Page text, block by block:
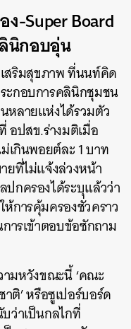
-Super Board
นิกอบอุ่น
สริมสุขภาพ ที่นนท์คิด
ะกอบการคลินิกชุมชน
ลายแห่งได้รวมตัว
อปสข.ร่างมติเมื่อ
เกินพอยต์ละ 1 บาท
ยที่ไม่แจ้งล่วงหน้า
กครองได้ระบุแล้วว่า
การคุ้มครองชั่วคราว
ารเข้าตอบข้อซักถาม
มหวังขณะนี้ ‘คณะ
ติ’หรือซูเปอร์บอร์ด
ว่าเป็นกลไกที่